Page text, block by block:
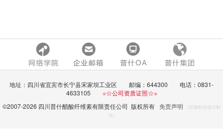
地址：四川省宜宾市长宁县宋家坝工业区 邮编：644300 电话：0831-
4633105 =☆公司资质证照☆=
©2007-2026 四川普什醋酸纤维素有限责任公司 版权所有 免责声明
(艾都科技设计制
作)